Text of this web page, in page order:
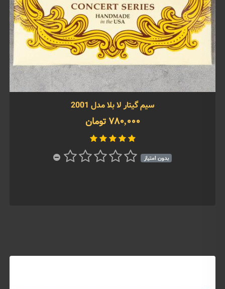
سیم گیتار لا بلا مدل 2001
780,000 تومان
بدون امتیاز